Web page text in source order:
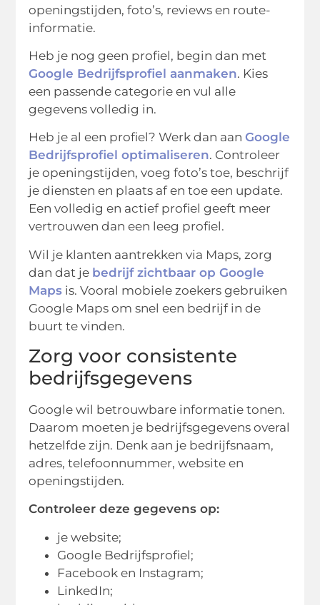
openingstijden, foto’s, reviews en route-
informatie.
Heb je nog geen profiel, begin dan met
Google Bedrijfsprofiel aanmaken. Kies
een passende categorie en vul alle
gegevens volledig in.
Heb je al een profiel? Werk dan aanGoogle
Bedrijfsprofiel optimaliseren. Controleer
je openingstijden, voeg foto’s toe, beschrijf
je diensten en plaats af en toe een update.
Een volledig en actief profiel geeft meer
vertrouwen dan een leeg profiel.
Wil je klanten aantrekken via Maps, zorg
dan dat je bedrijf zichtbaar op Google
Maps is. Vooral mobiele zoekers gebruiken
Google Maps om snel een bedrijf in de
buurt te vinden.
Zorg voor consistente
bedrijfsgegevens
Google wil betrouwbare informatie tonen.
Daarom moeten je bedrijfsgegevens overal
hetzelfde zijn. Denk aan je bedrijfsnaam,
adres, telefoonnummer, website en
openingstijden.
Controleer deze gegevens op:
je website;
Google Bedrijfsprofiel;
Facebook en Instagram;
LinkedIn;